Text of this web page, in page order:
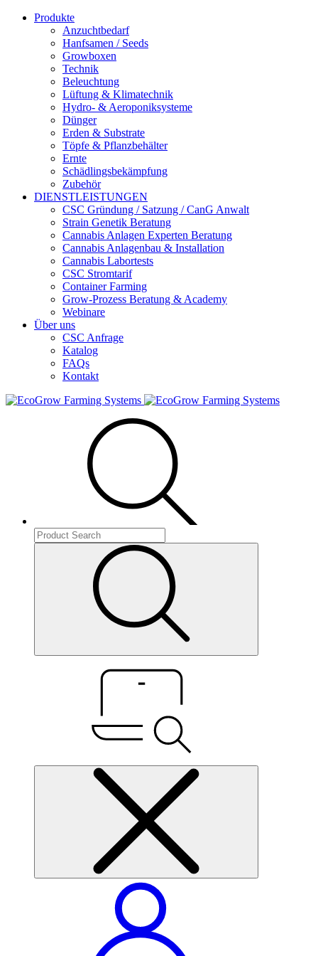
Produkte
Anzuchtbedarf
Hanfsamen / Seeds
Growboxen
Technik
Beleuchtung
Lüftung & Klimatechnik
Hydro- & Aeroponiksysteme
Dünger
Erden & Substrate
Töpfe & Pflanzbehälter
Ernte
Schädlingsbekämpfung
Zubehör
DIENSTLEISTUNGEN
CSC Gründung / Satzung / CanG Anwalt
Strain Genetik Beratung
Cannabis Anlagen Experten Beratung
Cannabis Anlagenbau & Installation
Cannabis Labortests
CSC Stromtarif
Container Farming
Grow-Prozess Beratung & Academy
Webinare
Über uns
CSC Anfrage
Katalog
FAQs
Kontakt